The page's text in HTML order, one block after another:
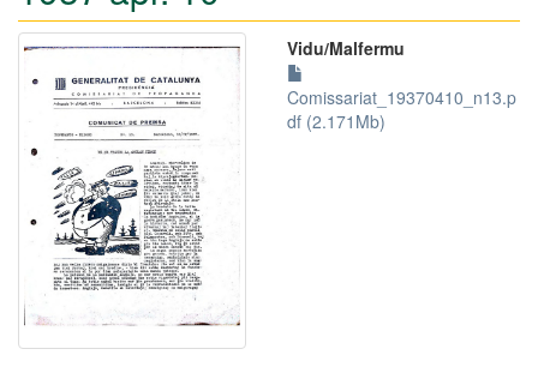
Vidu/Malfermu
Comissariat_19370410_n13.p
df (2.171Mb)